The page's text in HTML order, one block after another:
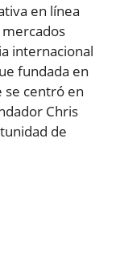
en línea
internacional
fundada en
se centró en
Chris
de